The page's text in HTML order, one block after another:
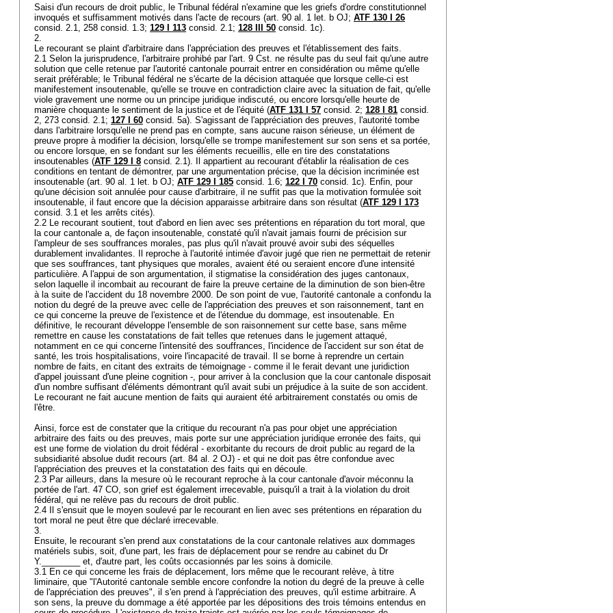
Saisi d'un recours de droit public, le Tribunal fédéral n'examine que les griefs d'ordre constitutionnel
invoqués et suffisamment motivés dans l'acte de recours (art. 90 al. 1 let. b OJ; ATF 130 I 26
consid. 2.1, 258 consid. 1.3; 129 I 113 consid. 2.1; 128 III 50 consid. 1c).
2.
Le recourant se plaint d'arbitraire dans l'appréciation des preuves et l'établissement des faits.
2.1 Selon la jurisprudence, l'arbitraire prohibé par l'art. 9 Cst. ne résulte pas du seul fait qu'une autre
solution que celle retenue par l'autorité cantonale pourrait entrer en considération ou même qu'elle
serait préférable; le Tribunal fédéral ne s'écarte de la décision attaquée que lorsque celle-ci est
manifestement insoutenable, qu'elle se trouve en contradiction claire avec la situation de fait, qu'elle
viole gravement une norme ou un principe juridique indiscuté, ou encore lorsqu'elle heurte de
manière choquante le sentiment de la justice et de l'équité (ATF 131 I 57 consid. 2; 128 I 81 consid.
2, 273 consid. 2.1; 127 I 60 consid. 5a). S'agissant de l'appréciation des preuves, l'autorité tombe
dans l'arbitraire lorsqu'elle ne prend pas en compte, sans aucune raison sérieuse, un élément de
preuve propre à modifier la décision, lorsqu'elle se trompe manifestement sur son sens et sa portée,
ou encore lorsque, en se fondant sur les éléments recueillis, elle en tire des constatations
insoutenables (ATF 129 I 8 consid. 2.1). Il appartient au recourant d'établir la réalisation de ces
conditions en tentant de démontrer, par une argumentation précise, que la décision incriminée est
insoutenable (art. 90 al. 1 let. b OJ; ATF 129 I 185 consid. 1.6; 122 I 70 consid. 1c). Enfin, pour
qu'une décision soit annulée pour cause d'arbitraire, il ne suffit pas que la motivation formulée soit
insoutenable, il faut encore que la décision apparaisse arbitraire dans son résultat (ATF 129 I 173
consid. 3.1 et les arrêts cités).
2.2 Le recourant soutient, tout d'abord en lien avec ses prétentions en réparation du tort moral, que
la cour cantonale a, de façon insoutenable, constaté qu'il n'avait jamais fourni de précision sur
l'ampleur de ses souffrances morales, pas plus qu'il n'avait prouvé avoir subi des séquelles
durablement invalidantes. Il reproche à l'autorité intimée d'avoir jugé que rien ne permettait de retenir
que ses souffrances, tant physiques que morales, avaient été ou seraient encore d'une intensité
particulière. A l'appui de son argumentation, il stigmatise la considération des juges cantonaux,
selon laquelle il incombait au recourant de faire la preuve certaine de la diminution de son bien-être
à la suite de l'accident du 18 novembre 2000. De son point de vue, l'autorité cantonale a confondu la
notion du degré de la preuve avec celle de l'appréciation des preuves et son raisonnement, tant en
ce qui concerne la preuve de l'existence et de l'étendue du dommage, est insoutenable. En
définitive, le recourant développe l'ensemble de son raisonnement sur cette base, sans même
remettre en cause les constatations de fait telles que retenues dans le jugement attaqué,
notamment en ce qui concerne l'intensité des souffrances, l'incidence de l'accident sur son état de
santé, les trois hospitalisations, voire l'incapacité de travail. Il se borne à reprendre un certain
nombre de faits, en citant des extraits de témoignage - comme il le ferait devant une juridiction
d'appel jouissant d'une pleine cognition -, pour arriver à la conclusion que la cour cantonale disposait
d'un nombre suffisant d'éléments démontrant qu'il avait subi un préjudice à la suite de son accident.
Le recourant ne fait aucune mention de faits qui auraient été arbitrairement constatés ou omis de
l'être.
Ainsi, force est de constater que la critique du recourant n'a pas pour objet une appréciation
arbitraire des faits ou des preuves, mais porte sur une appréciation juridique erronée des faits, qui
est une forme de violation du droit fédéral - exorbitante du recours de droit public au regard de la
subsidiarité absolue dudit recours (art. 84 al. 2 OJ) - et qui ne doit pas être confondue avec
l'appréciation des preuves et la constatation des faits qui en découle.
2.3 Par ailleurs, dans la mesure où le recourant reproche à la cour cantonale d'avoir méconnu la
portée de l'art. 47 CO, son grief est également irrecevable, puisqu'il a trait à la violation du droit
fédéral, qui ne relève pas du recours de droit public.
2.4 Il s'ensuit que le moyen soulevé par le recourant en lien avec ses prétentions en réparation du
tort moral ne peut être que déclaré irrecevable.
3.
Ensuite, le recourant s'en prend aux constatations de la cour cantonale relatives aux dommages
matériels subis, soit, d'une part, les frais de déplacement pour se rendre au cabinet du Dr
Y.________ et, d'autre part, les coûts occasionnés par les soins à domicile.
3.1 En ce qui concerne les frais de déplacement, lors même que le recourant relève, à titre
liminaire, que "l'Autorité cantonale semble encore confondre la notion du degré de la preuve à celle
de l'appréciation des preuves", il s'en prend à l'appréciation des preuves, qu'il estime arbitraire. A
son sens, la preuve du dommage a été apportée par les dépositions des trois témoins entendus en